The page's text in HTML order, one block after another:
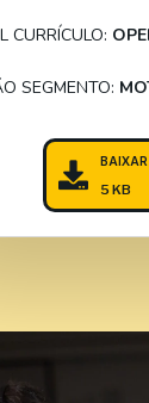
CURRÍCULO:
SEGMENTO:
5 KB